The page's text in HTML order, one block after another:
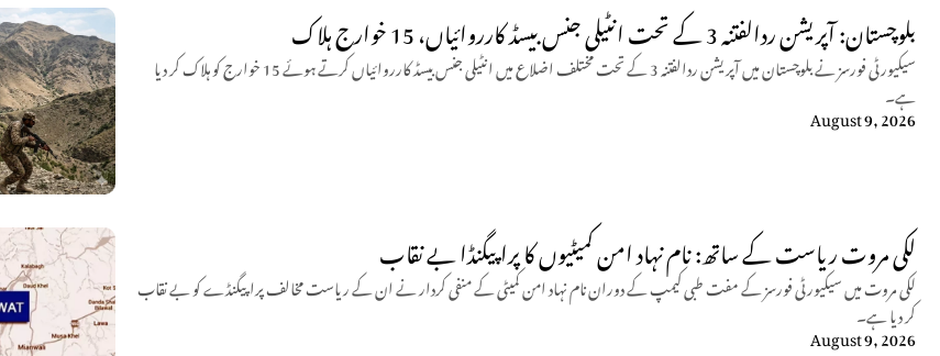
بلوچستان: آپریشن ردالفتنہ 3 کے تحت انٹیلی جنس بیسڈ کارروائیاں، 15 خوارج ہلاک
سیکیورٹی فورسز نے بلوچستان میں آپریشن ردالفتنہ 3 کے تحت مختلف اضلاع میں انٹیلی جنس بیسڈ کارروائیاں کرتے ہوئے 15 خوارج کو ہلاک کر دیا
ہے۔
August 9, 2026
لکی مروت ریاست کے ساتھ: نام نہاد امن کمیٹیوں کا پراپیگنڈا بے نقاب
لکی مروت میں سیکیورٹی فورسز کے مفت طبی کیمپ کے دوران نام نہاد امن کمیٹی کے منفی کردار نے ان کے ریاست مخالف پراپیگنڈے کو بے نقاب
کر دیا ہے۔
August 9, 2026